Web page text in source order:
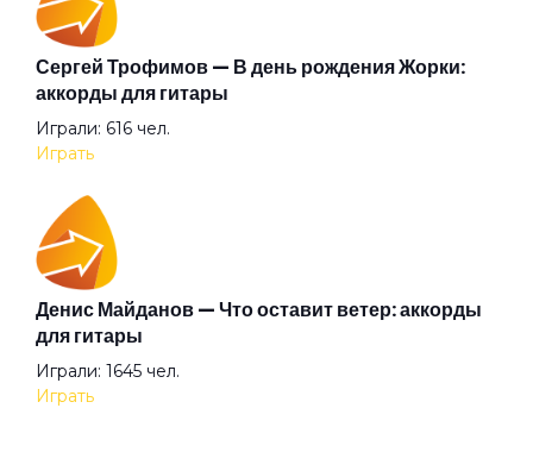
Библиотека
Бледные поэты
Будто я (англ.)
Будто я
Бумажный змей
Валентин Стрыкало — Gay porn: аккорды для
гитары
Просмотров: 25698 чел.
Аккорды для начинающих играть на гитаре —
легкие и простые песни на гитаре
Просмотров: 23274 чел.
Перейти
Сергей Трофимов — В день рождения Жорки:
аккорды для гитары
Играли: 616 чел.
Играть
Денис Майданов — Что оставит ветер: аккорды
для гитары
Играли: 1645 чел.
Играть